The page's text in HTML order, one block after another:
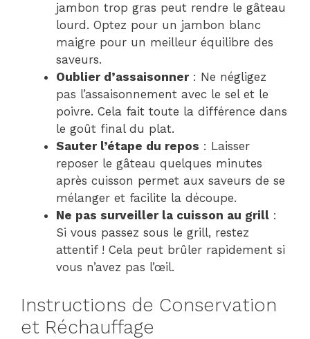
jambon trop gras peut rendre le gâteau
lourd. Optez pour un jambon blanc
maigre pour un meilleur équilibre des
saveurs.
Oublier d’assaisonner: Ne négligez
pas l’assaisonnement avec le sel et le
poivre. Cela fait toute la différence dans
le goût final du plat.
Sauter l’étape du repos : Laisser
reposer le gâteau quelques minutes
après cuisson permet aux saveurs de se
mélanger et facilite la découpe.
Ne pas surveiller la cuisson au grill :
Si vous passez sous le grill, restez
attentif ! Cela peut brûler rapidement si
vous n’avez pas l’œil.
Instructions de Conservation
et Réchauffage